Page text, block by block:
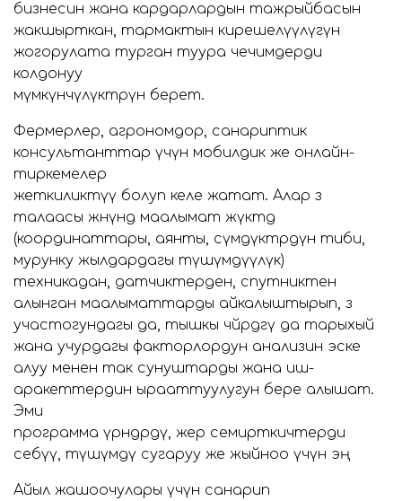
бизнесин жана кардарлардын тажрыйбасын
жакшырткан, тармактын кирешелүүлүгүн
жогорулата турган туура чечимдерди
колдонуу
мүмкүнчүлүктөрүн берет.
Фермерлер, агрономдор, санариптик
консультанттар үчүн мобилдик же онлайн-
тиркемелер
жеткиликтүү болуп келе жатат. Алар өз
талаасы жөнүндө маалымат жүктөөдө
(координаттары, аянты, өсүмдүктөрдүн тиби,
мурунку жылдардагы түшүмдүүлүк)
техникадан, датчиктерден, спутниктен
алынган маалыматтарды айкалыштырып, өз
участогундагы да, тышкы чөйрөдөгү да тарыхый
жана учурдагы факторлордун анализин эске
алуу менен так сунуштарды жана иш-
аракеттердин ырааттуулугун бере алышат.
Эми
программа үрөндөрдү, жер семирткичтерди
себүү, түшүмдү сугаруу же жыйноо үчүн эң
Айыл жашоочулары үчүн санарип